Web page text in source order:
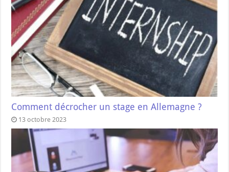
Comment décrocher un stage en Allemagne ?
13 octobre 2023